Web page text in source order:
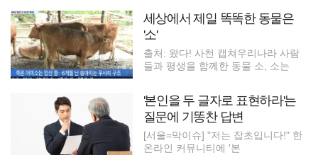
세상에서 제일 똑똑한 동물은
'소'
출처: 왔다! 사천 캡쳐우리나라 사람
들과 평생을 함께한 동물 소, 소는
'본인을 두 글자로 표현하라'는
질문에 기똥찬 답변
[서울=막이슈] "저는 잡초입니다!" 한
온라인 커뮤니티에 '본